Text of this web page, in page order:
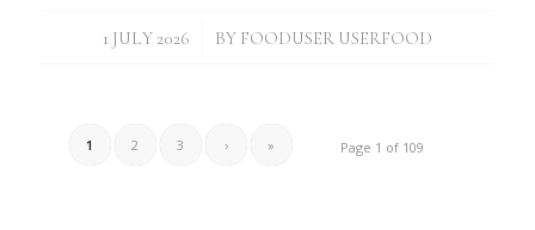
1 JULY 2026
/ BY FOODUSER USERFOOD
Page 1 of 109
1 2 3 › »